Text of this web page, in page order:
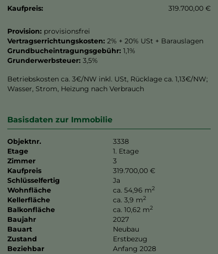
Kaufpreis: 319.700,00 €
Provision: provisionsfrei
Vertragserrichtungskosten: 2% + 20% USt + Barauslagen
Grundbucheintragungsgebühr: 1,1%
Grunderwerbsteuer: 3,5%
Betriebskosten ca. 3€/NW inkl. USt, Rücklage ca. 1,13€/NW;
Wasser, Strom, Heizung nach Verbrauch
Basisdaten zur Immobilie
Objektnr.
3338
Etage
1. Etage
Zimmer
3
Kaufpreis
319.700,00 €
Schlüsselfertig
Ja
Wohnfläche
ca. 54,96 m2
Kellerfläche ca. 3,9 m2
Balkonfläche ca. 10,62 m2
Baujahr
2027
Bauart
Neubau
Zustand
Erstbezug
Beziehbar
Anfang 2028